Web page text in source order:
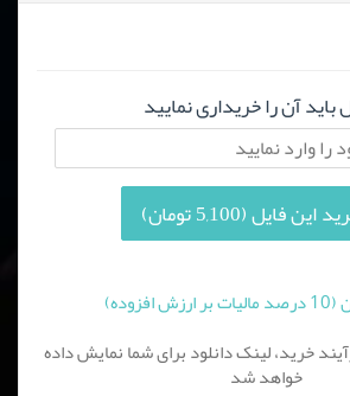
آن را خریداری نمایید
این فایل (5,100 تومان)
خرید، لینک دانلود برای شما نمایش داده
خواهد شد